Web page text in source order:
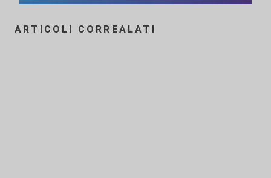
ARTICOLI CORREALATI